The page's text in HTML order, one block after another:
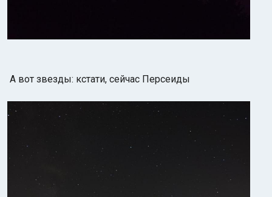
А вот звезды: кстати, сейчас Персеиды